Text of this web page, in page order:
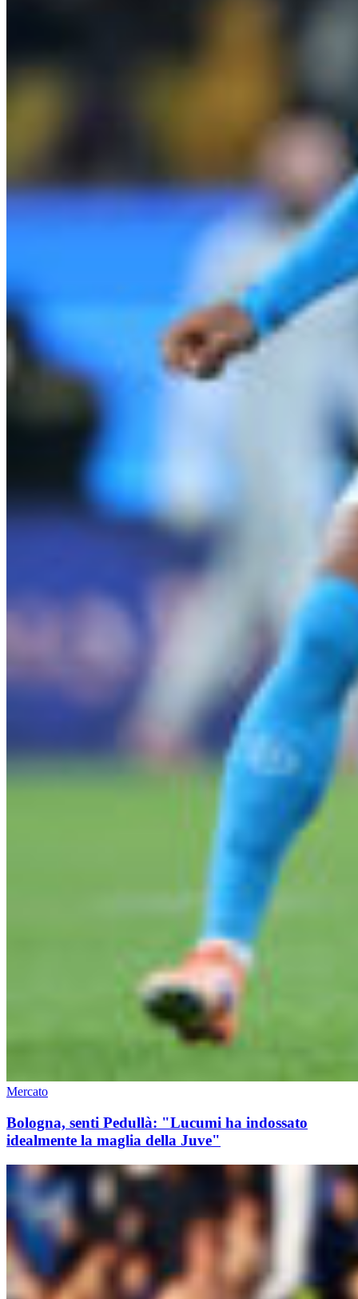
Mercato
Bologna, senti Pedullà: "Lucumi ha indossato
idealmente la maglia della Juve"